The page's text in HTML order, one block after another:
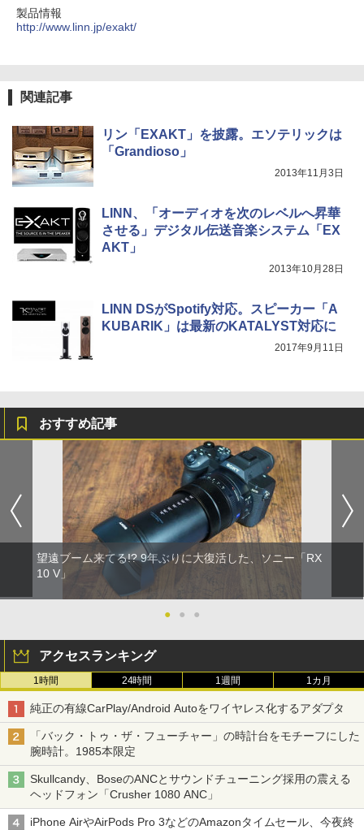
製品情報
http://www.linn.jp/exakt/
関連記事
リン「EXAKT」を披露。エソテリックは
「Grandioso」
2013年11月3日
LINN、「オーディオを次のレベルへ昇華
させる」デジタル伝送音楽システム「EX
AKT」
2013年10月28日
LINN DSがSpotify対応。スピーカー「A
KUBARIK」は最新のKATALYST対応に
2017年9月11日
おすすめ記事
望遠ブーム来てる!? 9年ぶりに大復活した、ソニー「RX
10 V」
● ● ●
アクセスランキング
1時間 24時間 1週間 1カ月
純正の有線CarPlay/Android Autoをワイヤレス化するアダプタ
「バック・トゥ・ザ・フューチャー」の時計台をモチーフにした
腕時計。1985本限定
Skullcandy、BoseのANCとサウンドチューニング採用の震える
ヘッドフォン「Crusher 1080 ANC」
iPhone AirやAirPods Pro 3などのAmazonタイムセール、今夜終